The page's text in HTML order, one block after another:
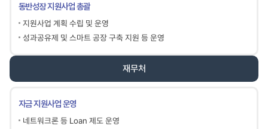
동반성장 지원사업 총괄
지원사업 계획 수립 및 운영
성과공유제 및 스마트 공장 구축 지원 등 운영
재무처
자금 지원사업 운영
네트워크론 등 Loan 제도 운영